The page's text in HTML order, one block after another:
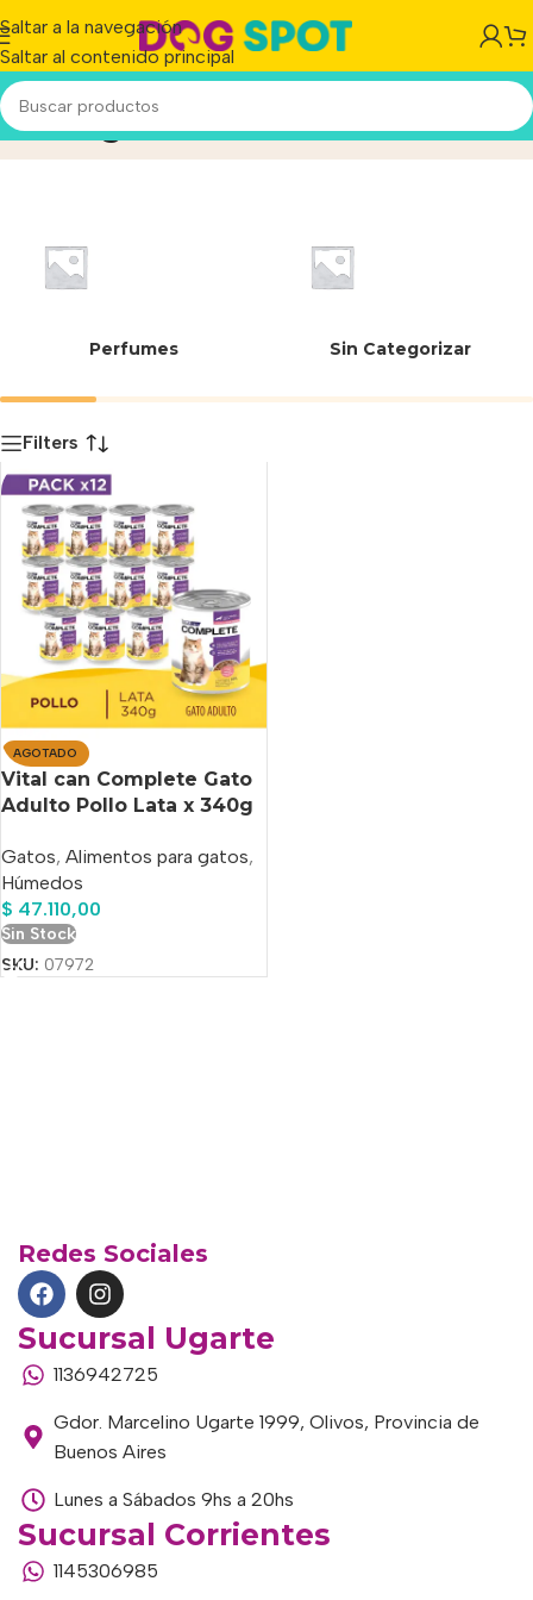
Saltar a la navegación
Saltar al contenido principal
3832 gInicio/Producto
Perfumes Sin Categorizar
Filters
AGOTADO
Vital can Complete Gato
Adulto Pollo Lata x 340g
Gatos, Alimentos para gatos,
Húmedos
$ 47.110,00
Sin Stock
SKU: 07972
Redes Sociales
Sucursal Ugarte
1136942725
Gdor. Marcelino Ugarte 1999, Olivos, Provincia de
Buenos Aires
Lunes a Sábados 9hs a 20hs
Sucursal Corrientes
1145306985